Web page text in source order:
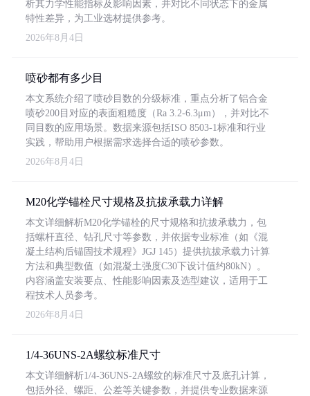
析其力学性能指标及影响因素，并对比不同状态下的金属
特性差异，为工业选材提供参考。
2026年8月4日
喷砂都有多少目
本文系统介绍了喷砂目数的分级标准，重点分析了铝合金
喷砂200目对应的表面粗糙度（Ra 3.2-6.3μm），并对比不
同目数的应用场景。数据来源包括ISO 8503-1标准和行业
实践，帮助用户根据需求选择合适的喷砂参数。
2026年8月4日
M20化学锚栓尺寸规格及抗拔承载力详解
本文详细解析M20化学锚栓的尺寸规格和抗拔承载力，包
括螺杆直径、钻孔尺寸等参数，并依据专业标准（如《混
凝土结构后锚固技术规程》JGJ 145）提供抗拔承载力计算
方法和典型数值（如混凝土强度C30下设计值约80kN）。
内容涵盖安装要点、性能影响因素及选型建议，适用于工
程技术人员参考。
2026年8月4日
1/4-36UNS-2A螺纹标准尺寸
本文详细解析1/4-36UNS-2A螺纹的标准尺寸及底孔计算，
包括外径、螺距、公差等关键参数，并提供专业数据来源